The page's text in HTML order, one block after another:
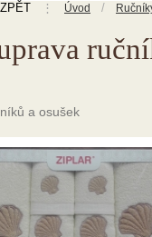
ZPĚT ⋮ Úvod /
a osušek